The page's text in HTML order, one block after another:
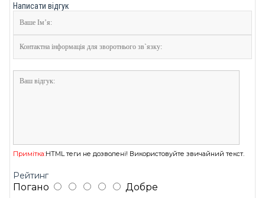
Написати відгук
Примітка:HTML теги не дозволені! Використовуйте звичайний текст.
Рейтинг
Погано Добре